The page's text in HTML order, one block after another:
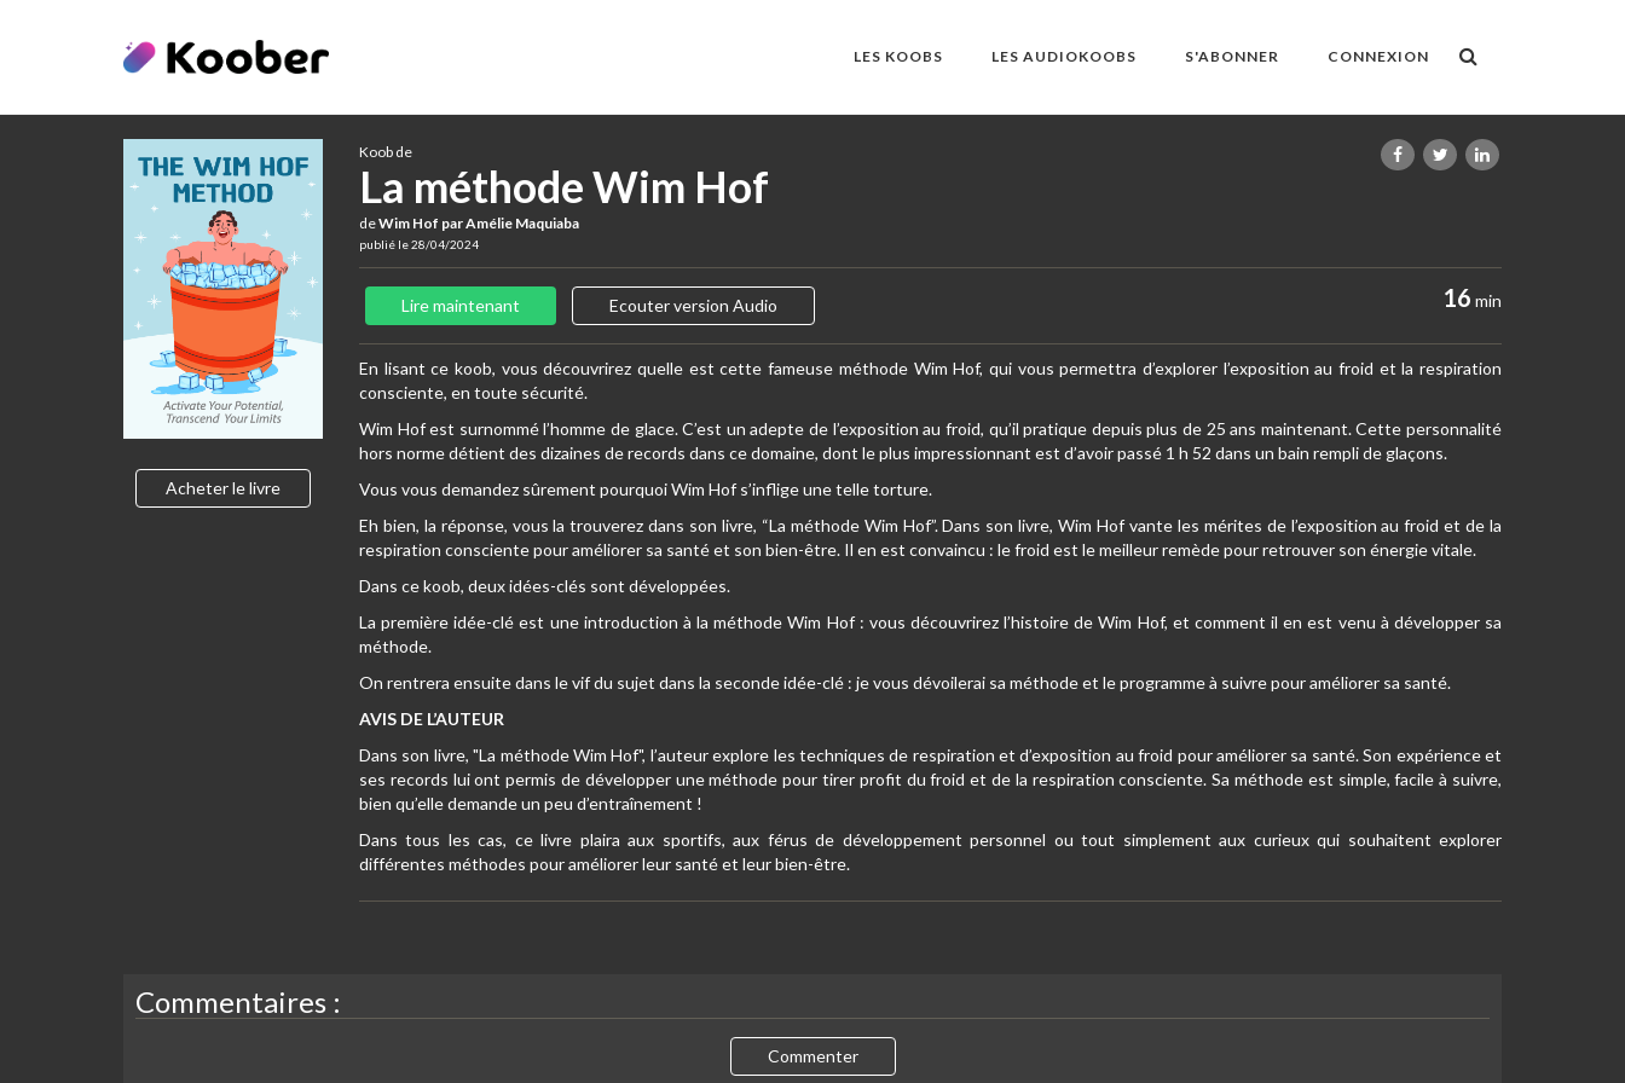
LES KOOBS LES AUDIOKOOBS S'ABONNER CONNEXION
Acheter le livre
Koob de
La méthode Wim Hof
deWim Hof par Amélie Maquiaba
publié le 28/04/2024
16 min
Lire maintenant Ecouter version Audio
En lisant ce koob, vous découvrirez quelle est cette fameuse méthode Wim Hof, qui vous permettra d’explorer l’exposition au froid et la respiration
consciente, en toute sécurité.
Wim Hof est surnommé l’homme de glace. C’est un adepte de l’exposition au froid, qu’il pratique depuis plus de 25 ans maintenant. Cette personnalité
hors norme détient des dizaines de records dans ce domaine, dont le plus impressionnant est d’avoir passé 1 h 52 dans un bain rempli de glaçons.
Vous vous demandez sûrement pourquoi Wim Hof s’inflige une telle torture.
Eh bien, la réponse, vous la trouverez dans son livre, “La méthode Wim Hof”. Dans son livre, Wim Hof vante les mérites de l’exposition au froid et de la
respiration consciente pour améliorer sa santé et son bien-être. Il en est convaincu : le froid est le meilleur remède pour retrouver son énergie vitale.
Dans ce koob, deux idées-clés sont développées.
La première idée-clé est une introduction à la méthode Wim Hof : vous découvrirez l’histoire de Wim Hof, et comment il en est venu à développer sa
méthode.
On rentrera ensuite dans le vif du sujet dans la seconde idée-clé : je vous dévoilerai sa méthode et le programme à suivre pour améliorer sa santé.
AVIS DE L’AUTEUR
Dans son livre, "La méthode Wim Hof", l’auteur explore les techniques de respiration et d’exposition au froid pour améliorer sa santé. Son expérience et
ses records lui ont permis de développer une méthode pour tirer profit du froid et de la respiration consciente. Sa méthode est simple, facile à suivre,
bien qu’elle demande un peu d’entraînement !
Dans tous les cas, ce livre plaira aux sportifs, aux férus de développement personnel ou tout simplement aux curieux qui souhaitent explorer
différentes méthodes pour améliorer leur santé et leur bien-être.
Commentaires :
Commenter